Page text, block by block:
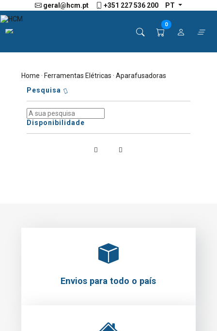
geral@hcm.pt +351 227 536 200 PT
0
Home ·Ferramentas Elétricas · Aparafusadoras
Pesquisa
Disponibilidade
Envios para todo o país